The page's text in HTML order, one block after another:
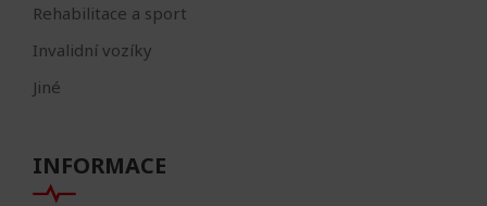
Rehabilitace a sport
Invalidní vozíky
Jiné
INFORMACE